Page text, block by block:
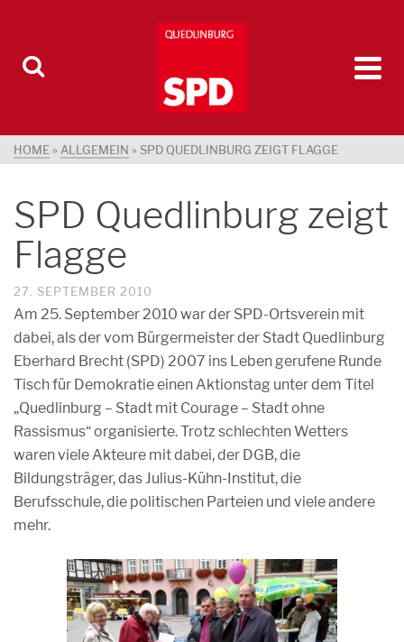
HOME » ALLGEMEIN » SPD QUEDLINBURG ZEIGT FLAGGE
SPD Quedlinburg zeigt
Flagge
27. SEPTEMBER 2010
Am 25. September 2010 war der SPD-Ortsverein mit
dabei, als der vom Bürgermeister der Stadt Quedlinburg
Eberhard Brecht (SPD) 2007 ins Leben gerufene Runde
Tisch für Demokratie einen Aktionstag unter dem Titel
„Quedlinburg – Stadt mit Courage – Stadt ohne
Rassismus“ organisierte. Trotz schlechten Wetters
waren viele Akteure mit dabei, der DGB, die
Bildungsträger, das Julius-Kühn-Institut, die
Berufsschule, die politischen Parteien und viele andere
mehr.